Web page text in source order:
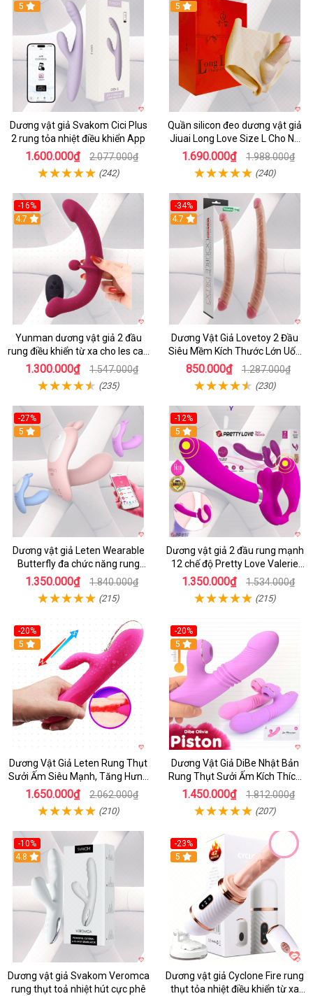
5
Dương vật giả Svakom Cici Plus
2 rung tỏa nhiệt điều khiển App
1.600.000₫ 2.077.000₫
(242)
5
Quần silicon đeo dương vật giả
Jiuai Long Love Size L Cho Nữ
Đồng Tính
1.690.000₫ 1.988.000₫
(240)
-16%
4.7
Yunman dương vật giả 2 đầu
rung điều khiển từ xa cho les cao
cấp
1.300.000₫ 1.547.000₫
(235)
-34%
4.7
Dương Vật Giả Lovetoy 2 Đầu
Siêu Mềm Kích Thước Lớn Uốn
Cong
850.000₫ 1.287.000₫
(230)
-27%
5
Dương vật giả Leten Wearable
Butterfly đa chức năng rung
mạnh điều khiển app bluetooth
1.350.000₫ 1.840.000₫
(215)
-12%
5
Dương vật giả 2 đầu rung mạnh
12 chế độ Pretty Love Valerie
mua ngay
1.350.000₫ 1.534.000₫
(215)
-20%
5
Dương Vật Giả Leten Rung Thụt
Sưởi Ấm Siêu Mạnh, Tăng Hưng
Phấn
1.650.000₫ 2.062.000₫
(210)
-20%
5
Dương Vật Giả DiBe Nhật Bản
Rung Thụt Sưởi Ấm Kích Thích
Nữ
1.450.000₫ 1.812.000₫
(207)
-10%
4.8
Dương vật giả Svakom Veromca
rung thụt toả nhiệt hút cực phê
-23%
5
Dương vật giả Cyclone Fire rung
thụt tỏa nhiệt điều khiển từ xa